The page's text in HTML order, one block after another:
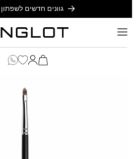
גוונים חדשים
כניסה
הקניות